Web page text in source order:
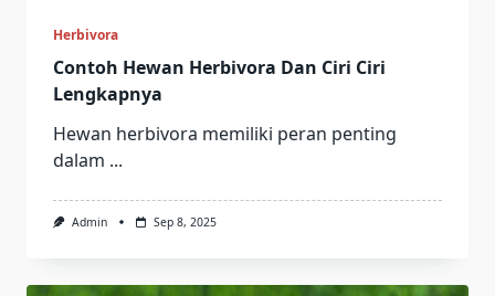
Herbivora
Contoh Hewan Herbivora Dan Ciri Ciri
Lengkapnya
Hewan herbivora memiliki peran penting
dalam ...
Admin Sep 8, 2025